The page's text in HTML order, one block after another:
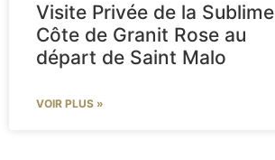
Visite Privée de la Sublime
Côte de Granit Rose au
départ de Saint Malo
VOIR PLUS »